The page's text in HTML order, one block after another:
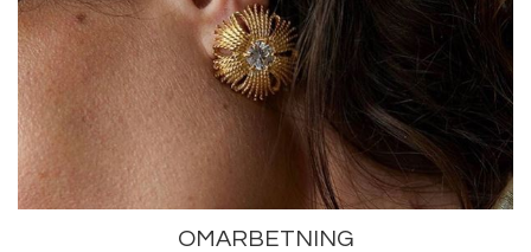
OMARBETNING